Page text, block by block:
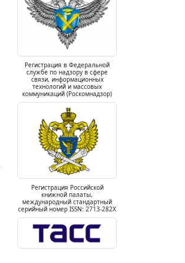
Регистрация в Федеральной
службе по надзору в сфере
связи, информационных
технологий и массовых
коммуникаций (Роскомнадзор)
Регистрация Российской
книжной палаты,
международный стандартный
серийный номер ISSN: 2713-282X